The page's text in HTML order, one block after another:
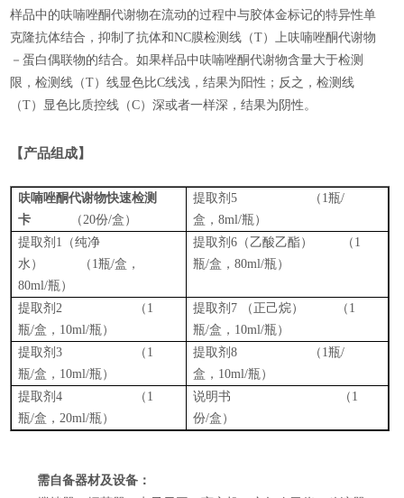
样品中的呋喃唑酮代谢物在流动的过程中与胶体金标记的特异性单
克隆抗体结合，抑制了抗体和NC膜检测线（T）上呋喃唑酮代谢物
－蛋白偶联物的结合。如果样品中呋喃唑酮代谢物含量大于检测
限，检测线（T）线显色比C线浅，结果为阳性；反之，检测线
（T）显色比质控线（C）深或者一样深，结果为阴性。
【产品组成】
呋喃唑酮代谢物快速检测
卡 （20份/盒）
提取剂5 （ 1瓶/
盒，8ml/瓶）
提取剂 1 （纯净
水）
（ 1瓶/盒，
80ml/瓶）
提取剂6 （乙酸乙酯） （ 1
瓶/盒，80ml/瓶）
提取剂2 （ 1
瓶/盒， 10ml/瓶）
提取剂 7 （正己烷） （ 1
瓶/盒， 10ml/瓶）
提取剂3 （ 1
瓶/盒 ， 10ml/瓶）
提取剂8 （ 1瓶/
盒， 10ml/瓶）
提取剂4 （ 1
瓶/盒，20ml/瓶）
说明书 （ 1
份/盒）
需自备器材及设备：